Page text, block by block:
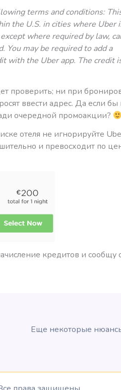
terms and conditions:
the U.S. in cities where Uber
where required by law,
You may be required to add a
with the Uber app. The credit
проверить; ни при
ввести адрес. Да если бы
очередной промоакции?
отеля не игнорируйте
и превосходит по
кредитов и сообщу